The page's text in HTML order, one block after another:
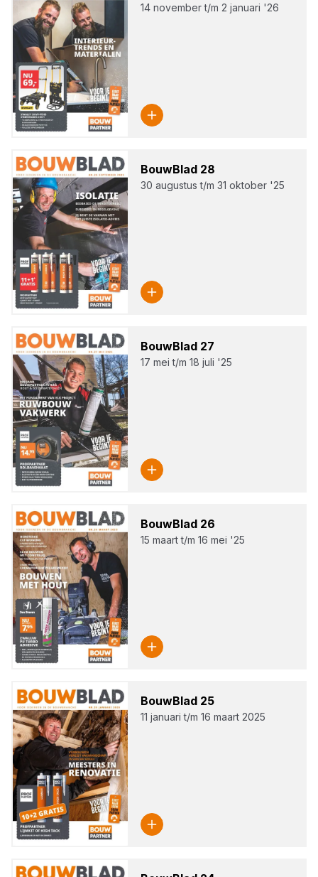
14 november t/m 2 januari '26
Bouw­Blad 28
30 augustus t/m 31 oktober '25
Bouw­Blad 27
17 mei t/m 18 juli '25
Bouw­Blad 26
15 maart t/m 16 mei '25
Bouw­Blad 25
11 januari t/m 16 maart 2025